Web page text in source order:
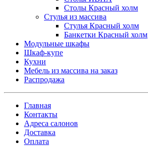
Столы Красный холм
Стулья из массива
Стулья Красный холм
Банкетки Красный холм
Модульные шкафы
Шкаф-купе
Кухни
Мебель из массива на заказ
Распродажа
Главная
Контакты
Адреса салонов
Доставка
Оплата